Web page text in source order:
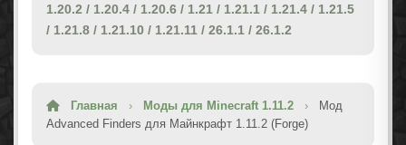
1.20.2 / 1.20.4 / 1.20.6 / 1.21 / 1.21.1 / 1.21.4 / 1.21.5
/ 1.21.8 / 1.21.10 / 1.21.11 / 26.1.1 / 26.1.2
Главная › Моды для Minecraft 1.11.2 ›
Мод
Advanced Finders для Майнкрафт 1.11.2 (Forge)